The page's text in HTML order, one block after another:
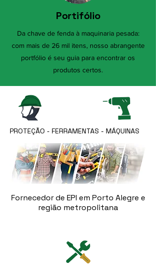
Portifólio
Da chave de fenda à maquinaria pesada:
com mais de 26 mil itens, nosso abrangente
portfólio é seu guia para encontrar os
produtos certos.
PROTEÇÃO - FERRAMENTAS - MÁQUINAS
Fornecedor de EPI em Porto Alegre e
região metropolitana